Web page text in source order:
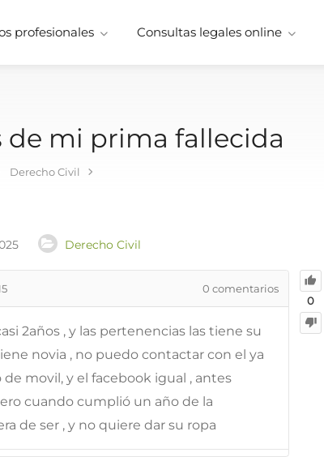
profesionales Consultas legales online
mi prima fallecida
Derecho Civil
Derecho Civil
0
0 comentarios
2años , y las pertenencias las tiene su
novia , no puedo contactar con el ya
movil, y el facebook igual , antes
cuando cumplió un año de la
de ser , y no quiere dar su ropa